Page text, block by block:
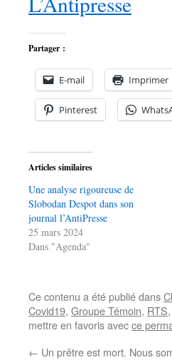
Partager :
E-mail Imprimer
Pinterest
Articles similaires
Une analyse rigoureuse de
Slobodan Despot dans son
journal l’AntiPresse
25 mars 2024
Dans "Agenda"
Ce contenu a été publié dans
Covid19, Groupe Témoin, RTS,
mettre en favoris avecce
← Un prêtre est mort. Nous